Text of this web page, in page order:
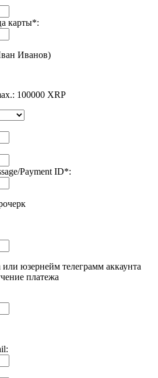
карты*:
Иванов)
100000 XRP
Payment ID*:
юзернейм телеграмм аккаунта
платежа